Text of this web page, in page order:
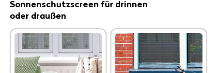
Sonnenschutzscreen für drinnen
oder draußen